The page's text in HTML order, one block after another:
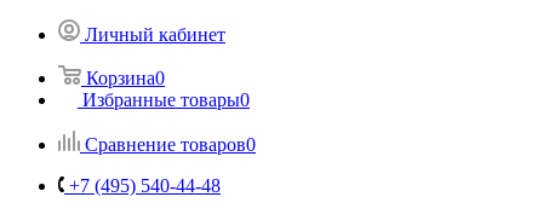
Личный кабинет
Корзина0
Избранные товары0
Сравнение товаров0
+7 (495) 540-44-48